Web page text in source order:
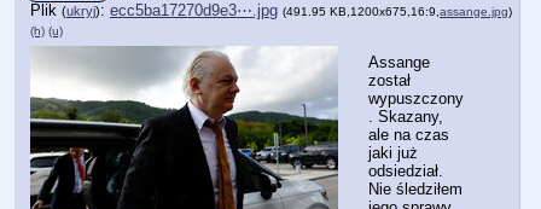
Plik (ukryj): ecc5ba17270d9e3⋯.jpg (491.95 KB,1200x675,16:9,assange.jpg)
(h) (u)
Assange
został
wypuszczony
. Skazany,
ale na czas
jaki już
odsiedział.
Nie śledziłem